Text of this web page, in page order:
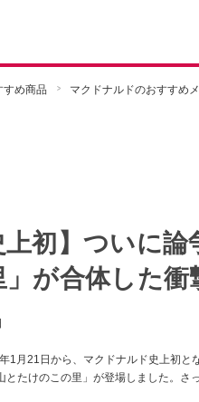
すめ商品 マクドナルドのおすすめ
上初】ついに
が合体した衝
1月21日から、マクドナルド史上初
とたけのこの里」が登場しました。さ